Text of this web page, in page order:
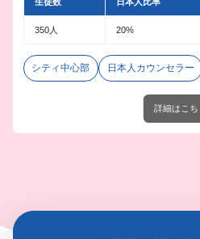
生徒数 日本人比率
350人 20%
シティ中心部 日本人カウンセラー
詳細はこち